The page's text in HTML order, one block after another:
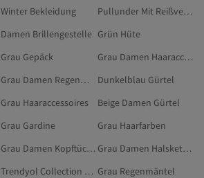
Winter Bekleidung
Pullunder Mit Reißverschluss
Damen Brillengestelle Grün Hüte
Grau Gepäck
Grau Damen Haaraccessoires
Grau Damen Regenmäntel
Dunkelblau Gürtel
Grau Haaraccessoires
Beige Damen Gürtel
Grau Gardine
Grau Haarfarben
Grau Damen Kopftücher
Grau Damen Halsketten
Trendyol Collection Schwarz Gürtel Grau Regenmäntel